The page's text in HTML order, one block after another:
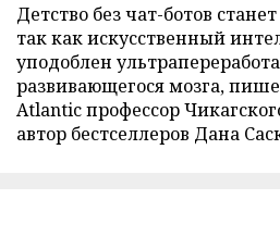
Детство без чат-ботов
так как искусственный
уподоблен
развивающегося мозга,
Atlantic профессор
автор бестселлеров Дана